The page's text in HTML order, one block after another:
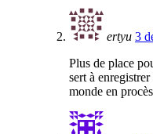
ertyu 3
Plus de place
sert à
monde en procès